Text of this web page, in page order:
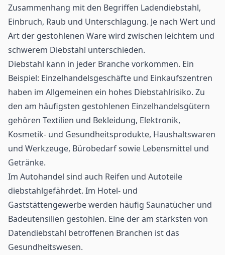
Zusammenhang mit den Begriffen Ladendiebstahl,
Einbruch, Raub und Unterschlagung. Je nach Wert und
Art der gestohlenen Ware wird zwischen leichtem und
schwerem Diebstahl unterschieden.
Diebstahl kann in jeder Branche vorkommen. Ein
Beispiel: Einzelhandelsgeschäfte und Einkaufszentren
haben im Allgemeinen ein hohes Diebstahlrisiko. Zu
den am häufigsten gestohlenen Einzelhandelsgütern
gehören Textilien und Bekleidung, Elektronik,
Kosmetik- und Gesundheitsprodukte, Haushaltswaren
und Werkzeuge, Bürobedarf sowie Lebensmittel und
Getränke.
Im Autohandel sind auch Reifen und Autoteile
diebstahlgefährdet. Im Hotel- und
Gaststättengewerbe werden häufig Saunatücher und
Badeutensilien gestohlen. Eine der am stärksten von
Datendiebstahl betroffenen Branchen ist das
Gesundheitswesen.